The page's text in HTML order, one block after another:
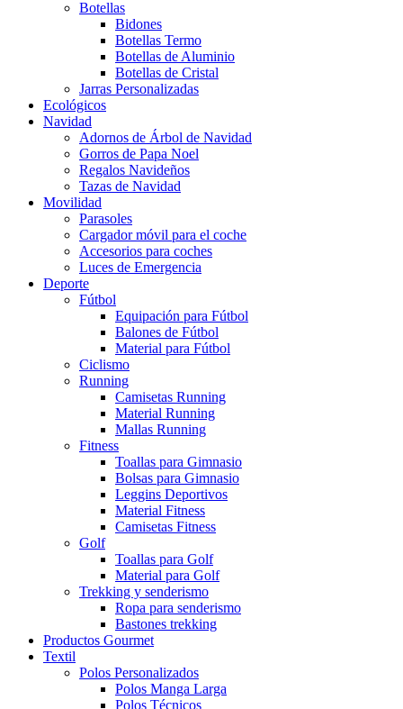
Botellas
Bidones
Botellas Termo
Botellas de Aluminio
Botellas de Cristal
Jarras Personalizadas
Ecológicos
Navidad
Adornos de Árbol de Navidad
Gorros de Papa Noel
Regalos Navideños
Tazas de Navidad
Movilidad
Parasoles
Cargador móvil para el coche
Accesorios para coches
Luces de Emergencia
Deporte
Fútbol
Equipación para Fútbol
Balones de Fútbol
Material para Fútbol
Ciclismo
Running
Camisetas Running
Material Running
Mallas Running
Fitness
Toallas para Gimnasio
Bolsas para Gimnasio
Leggins Deportivos
Material Fitness
Camisetas Fitness
Golf
Toallas para Golf
Material para Golf
Trekking y senderismo
Ropa para senderismo
Bastones trekking
Productos Gourmet
Textil
Polos Personalizados
Polos Manga Larga
Polos Técnicos